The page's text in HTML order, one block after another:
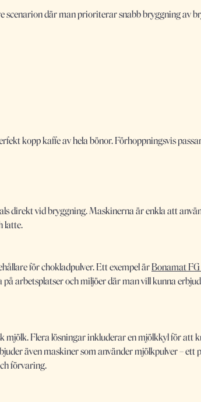
scenarion där man prioriterar snabb bryggning av
kopp kaffe av hela bönor. Förhoppningsvis
direkt vid bryggning. Maskinerna är enkla att
latte.
för chokladpulver. Ett exempel ärBonamat FG
arbetsplatser och miljöer där man vill kunna
Flera lösningar inkluderar en mjölkkyl för att
även maskiner som använder mjölkpulver – ett
förvaring.